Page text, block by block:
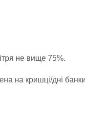
не вище 75%.
на кришці/дні